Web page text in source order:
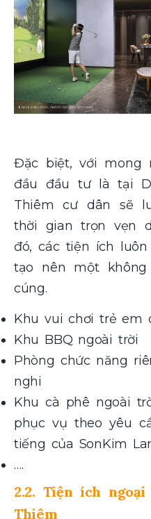
Đặc biệt, với mong
đầu đầu tư là tại
Thiêm cư dân sẽ
thời gian trọn vẹn
đó, các tiện ích
tạo nên một
cúng.
Khu vui chơi trẻ em
Khu BBQ ngoài trời
Phòng chức năng
nghi
Khu cà phê ngoài
phục vụ theo yêu
tiếng của SonKim
….
2.2. Tiện ích
Thiêm